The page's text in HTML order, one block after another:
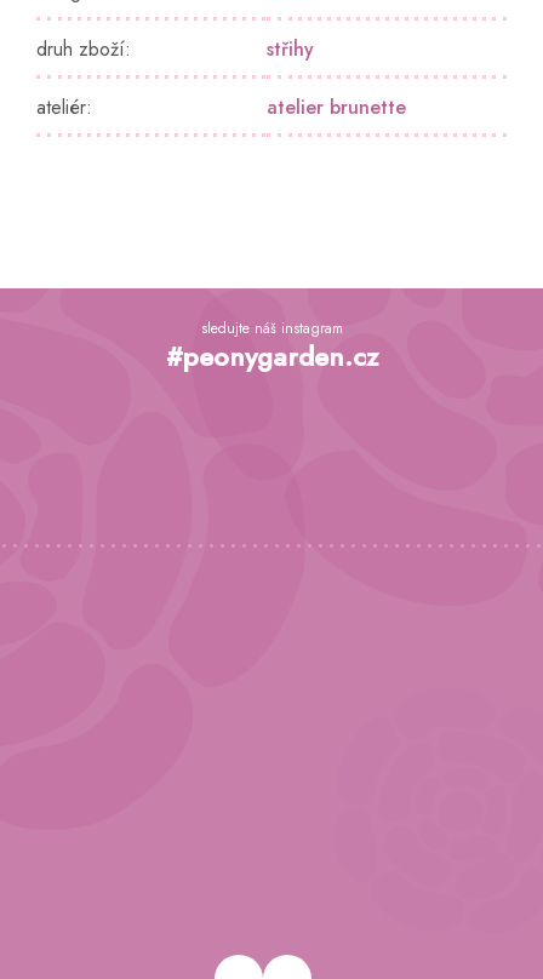
druh zboží: střihy
ateliér: atelier brunette
Z
sledujte náš instagram
#peonygarden.cz